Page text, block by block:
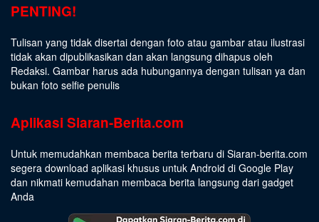
PENTING!
Tulisan yang tidak disertai dengan foto atau gambar atau ilustrasi
tidak akan dipublikasikan dan akan langsung dihapus oleh
Redaksi. Gambar harus ada hubungannya dengan tulisan ya dan
bukan foto selfie penulis
Aplikasi Siaran-Berita.com
Untuk memudahkan membaca berita terbaru di Siaran-berita.com
segera download aplikasi khusus untuk Android di Google Play
dan nikmati kemudahan membaca berita langsung dari gadget
Anda